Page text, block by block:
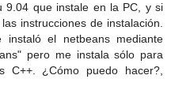
9.04 que instale en la PC, y si
instrucciones de instalación.
el netbeans mediante
pero me instala sólo para
¿Cómo puedo hacer?,